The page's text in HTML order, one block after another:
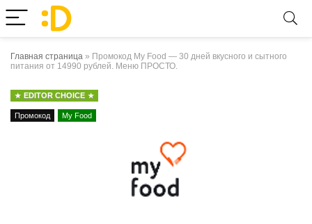
Главная страница » Промокод My Food — 30 дней вкусного и сытного
питания от 14990 рублей. Меню ПРОСТО.
EDITOR CHOICE
Промокод My Food